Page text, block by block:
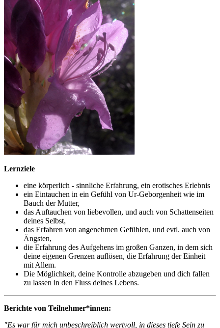
Lernziele
eine körperlich - sinnliche Erfahrung, ein erotisches Erlebnis
ein Eintauchen in ein Gefühl von Ur-Geborgenheit wie im
Bauch der Mutter,
das Auftauchen von liebevollen, und auch von Schattenseiten
deines Selbst,
das Erfahren von angenehmen Gefühlen, und evtl. auch von
Ängsten,
die Erfahrung des Aufgehens im großen Ganzen, in dem sich
deine eigenen Grenzen auflösen, die Erfahrung der Einheit
mit Allem.
Die Möglichkeit, deine Kontrolle abzugeben und dich fallen
zu lassen in den Fluss deines Lebens.
Berichte von Teilnehmer*innen:
"Es war für mich unbeschreiblich wertvoll, in dieses tiefe Sein zu